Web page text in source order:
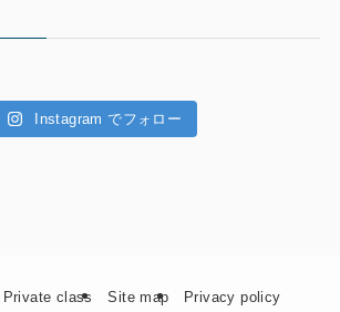
Instagram でフォロー
Private class Site map Privacy policy